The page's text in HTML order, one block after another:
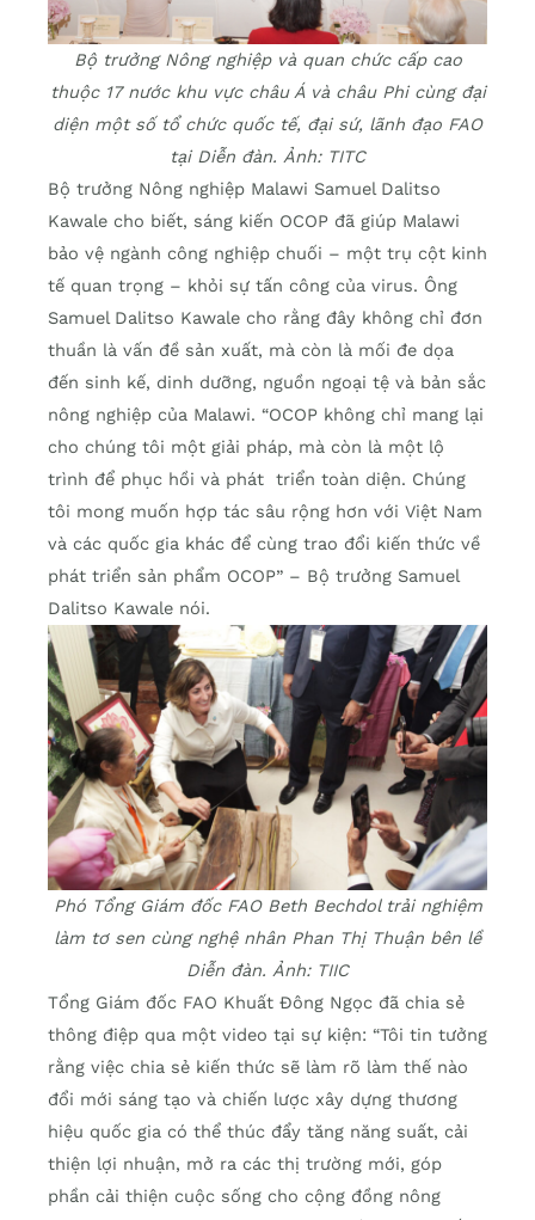
Bộ trưởng Nông nghiệp và quan chức cấp cao
thuộc 17 nước khu vực châu Á và châu Phi cùng đại
diện một số tổ chức quốc tế, đại sứ, lãnh đạo FAO
tại Diễn đàn. Ảnh: TITC
Bộ trưởng Nông nghiệp Malawi Samuel Dalitso
Kawale cho biết, sáng kiến OCOP đã giúp Malawi
bảo vệ ngành công nghiệp chuối – một trụ cột kinh
tế quan trọng – khỏi sự tấn công của virus. Ông
Samuel Dalitso Kawale cho rằng đây không chỉ đơn
thuần là vấn đề sản xuất, mà còn là mối đe dọa
đến sinh kế, dinh dưỡng, nguồn ngoại tệ và bản sắc
nông nghiệp của Malawi. “OCOP không chỉ mang lại
cho chúng tôi một giải pháp, mà còn là một lộ
trình để phục hồi và phát triển toàn diện. Chúng
tôi mong muốn hợp tác sâu rộng hơn với Việt Nam
và các quốc gia khác để cùng trao đổi kiến thức về
phát triển sản phẩm OCOP” – Bộ trưởng Samuel
Dalitso Kawale nói.
Phó Tổng Giám đốc FAO Beth Bechdol trải nghiệm
làm tơ sen cùng nghệ nhân Phan Thị Thuận bên lề
Diễn đàn. Ảnh: TIIC
Tổng Giám đốc FAO Khuất Đông Ngọc đã chia sẻ
thông điệp qua một video tại sự kiện: “Tôi tin tưởng
rằng việc chia sẻ kiến thức sẽ làm rõ làm thế nào
đổi mới sáng tạo và chiến lược xây dựng thương
hiệu quốc gia có thể thúc đẩy tăng năng suất, cải
thiện lợi nhuận, mở ra các thị trường mới, góp
phần cải thiện cuộc sống cho cộng đồng nông